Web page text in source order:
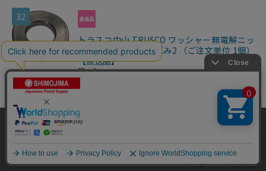
当サイトはクッキー（Cookie）を使用しています。Cookieの使用に同意いた
だける場合は「OK」をクリックしてください。
OK
32
トラスコ中山 TRUSCO ワッシャー無電解ニッ
ケル 外径25 内径12 厚み2 （ご注文単位 1個）
【直送品】
ワッシャー
●切削加工品のため寸法精度が高く、プレス製よりも丈夫で
す。●シャフト、支柱など隙間調整に●呼び径：M12●外径
(mm)：25●内径(mm)：12●厚さ(mm)：2●鉄(無電解ニッ
ケルメッキ)
2500203604954
価格：250円(税込)